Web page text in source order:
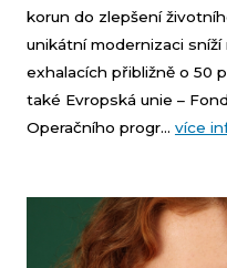
korun do zlepšení
unikátní modernizaci
exhalacích přibližně o 50
také Evropská unie –
Operačního progr... více